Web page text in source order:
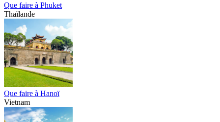
Que faire à Phuket
Thaïlande
Que faire à Hanoï
Vietnam